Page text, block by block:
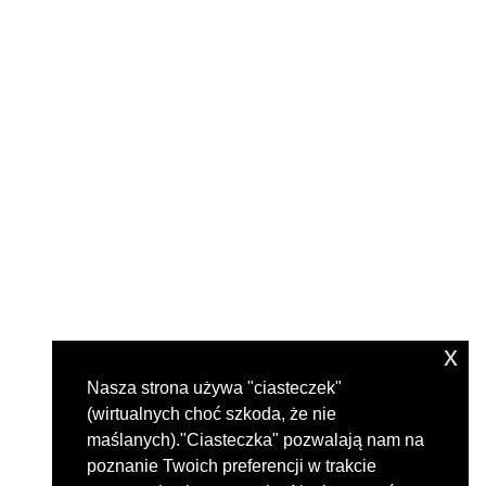
Nasza strona używa "ciasteczek"
(wirtualnych choć szkoda, że nie
maślanych)."Ciasteczka" pozwalają nam na
poznanie Twoich preferencji w trakcie
x